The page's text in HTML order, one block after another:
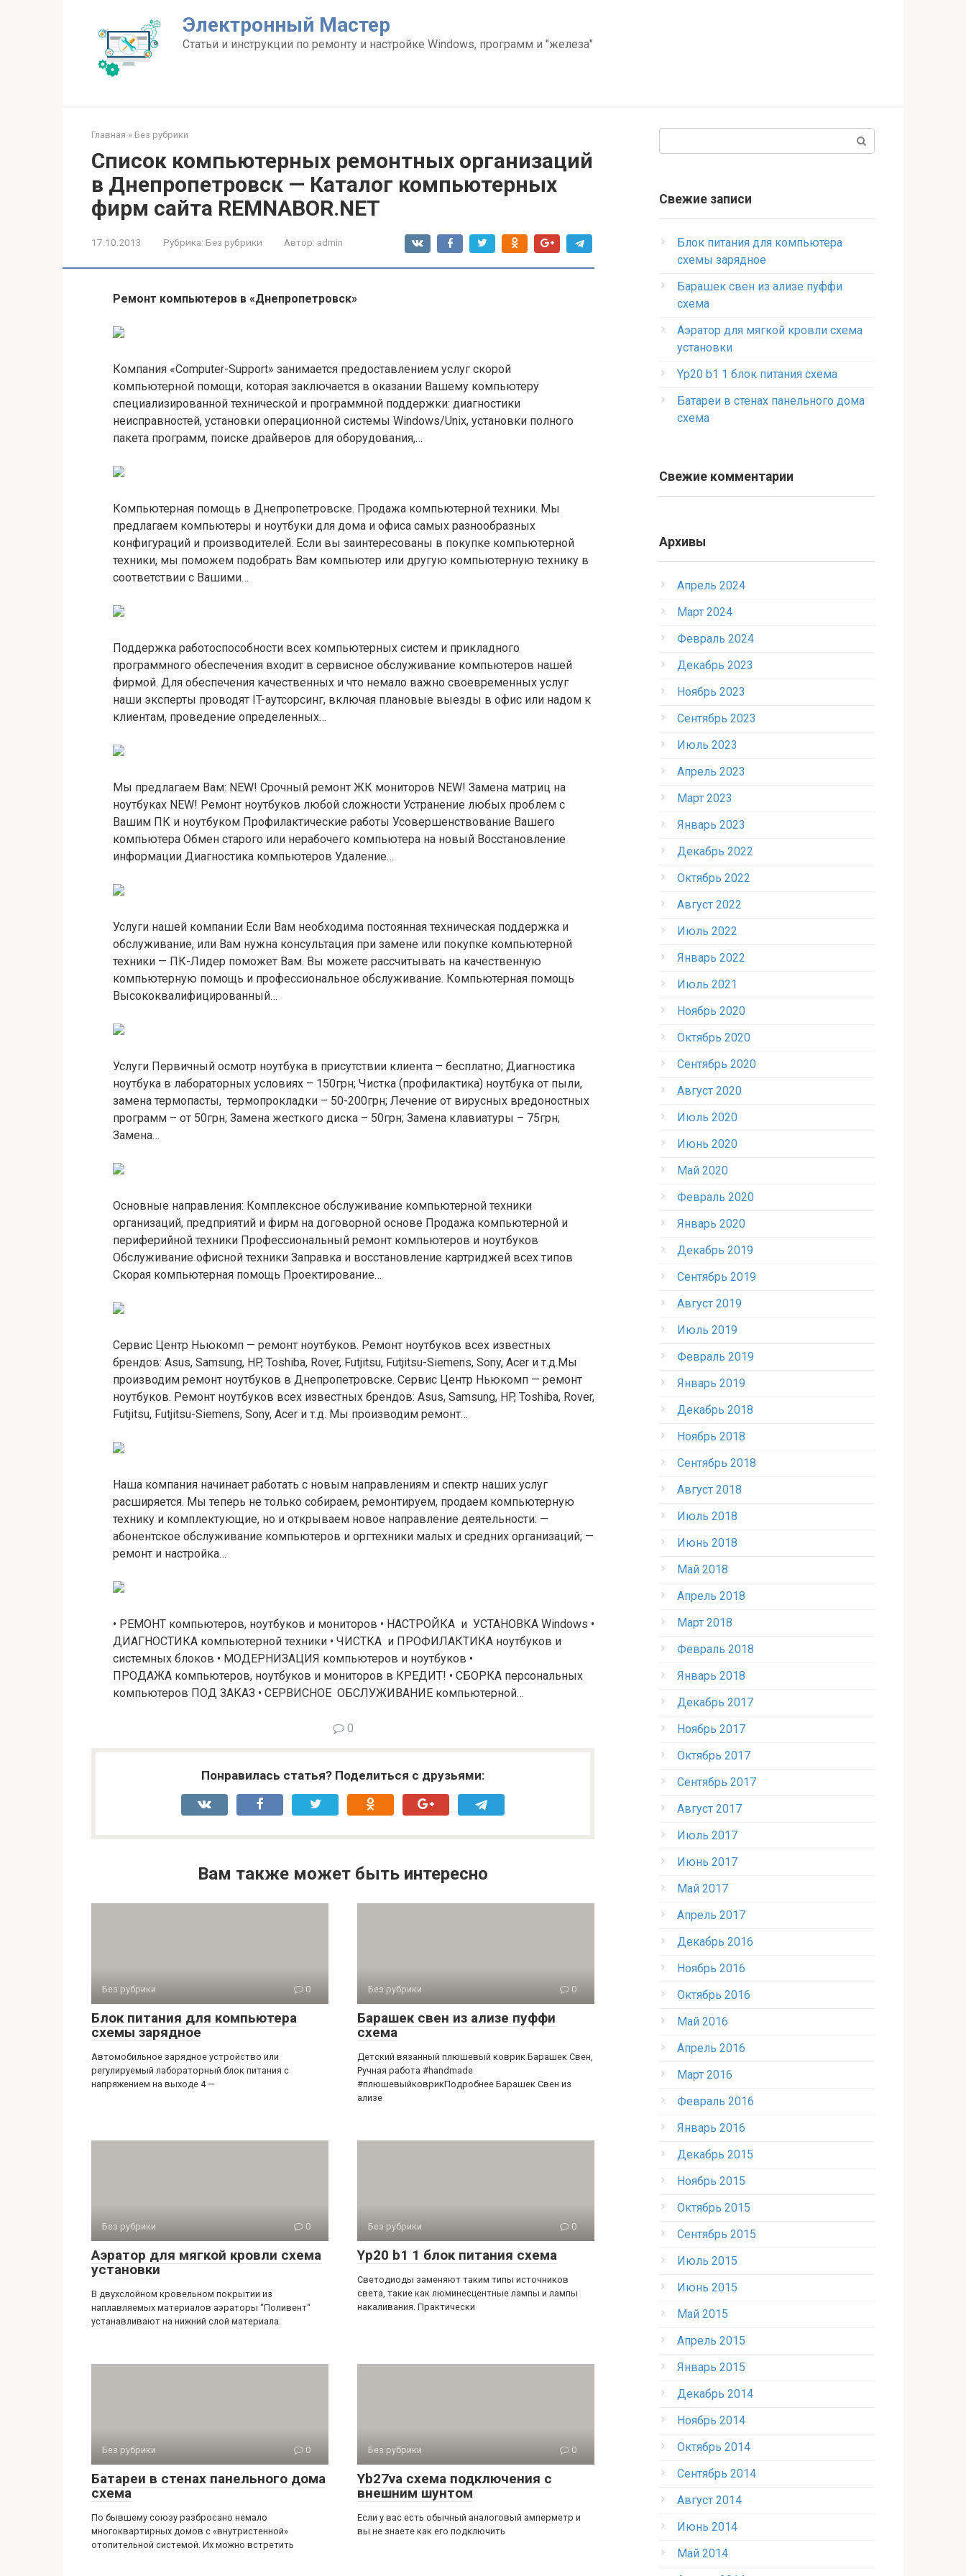
Электронный Мастер
Статьи и инструкции по ремонту и настройке Windows, программ и "железа"
Главная » Без рубрики
Список компьютерных ремонтных организаций
в Днепропетровск — Каталог компьютерных
фирм сайта REMNABOR.NET
17.10.2013 Рубрика: Без рубрики Автор: admin
Ремонт компьютеров в «Днепропетровск»
Компания «Computer-Support» занимается предоставлением услуг скорой
компьютерной помощи, которая заключается в оказании Вашему компьютеру
специализированной технической и программной поддержки: диагностики
неисправностей, установки операционной системы Windows/Unix, установки полного
пакета программ, поиске драйверов для оборудования,…
Компьютерная помощь в Днепропетровске. Продажа компьютерной техники. Мы
предлагаем компьютеры и ноутбуки для дома и офиса самых разнообразных
конфигураций и производителей. Если вы заинтересованы в покупке компьютерной
техники, мы поможем подобрать Вам компьютер или другую компьютерную технику в
соответствии с Вашими…
Поддержка работоспособности всех компьютерных систем и прикладного
программного обеспечения входит в сервисное обслуживание компьютеров нашей
фирмой. Для обеспечения качественных и что немало важно своевременных услуг
наши эксперты проводят IT-аутсорсинг, включая плановые выезды в офис или надом к
клиентам, проведение определенных…
Мы предлагаем Вам: NEW! Срочный ремонт ЖК мониторов NEW! Замена матриц на
ноутбуках NEW! Ремонт ноутбуков любой сложности Устранение любых проблем с
Вашим ПК и ноутбуком Профилактические работы Усовершенствование Вашего
компьютера Обмен старого или нерабочего компьютера на новый Восстановление
информации Диагностика компьютеров Удаление…
Услуги нашей компании Если Вам необходима постоянная техническая поддержка и
обслуживание, или Вам нужна консультация при замене или покупке компьютерной
техники — ПК-Лидер поможет Вам. Вы можете рассчитывать на качественную
компьютерную помощь и профессиональное обслуживание. Компьютерная помощь
Высококвалифицированный…
Услуги Первичный осмотр ноутбука в присутствии клиента – бесплатно; Диагностика
ноутбука в лабораторных условиях – 150грн; Чистка (профилактика) ноутбука от пыли,
замена термопасты, термопрокладки – 50-200грн; Лечение от вирусных вредоностных
программ – от 50грн; Замена жесткого диска – 50грн; Замена клавиатуры – 75грн;
Замена…
Основные направления: Комплексное обслуживание компьютерной техники
организаций, предприятий и фирм на договорной основе Продажа компьютерной и
периферийной техники Профессиональный ремонт компьютеров и ноутбуков
Обслуживание офисной техники Заправка и восстановление картриджей всех типов
Скорая компьютерная помощь Проектирование…
Сервис Центр Ньюкомп — ремонт ноутбуков. Ремонт ноутбуков всех известных
брендов: Asus, Samsung, HP, Toshiba, Rover, Futjitsu, Futjitsu-Siemens, Sony, Acer и т.д.Мы
производим ремонт ноутбуков в Днепропетровске. Сервис Центр Ньюкомп — ремонт
ноутбуков. Ремонт ноутбуков всех известных брендов: Asus, Samsung, HP, Toshiba, Rover,
Futjitsu, Futjitsu-Siemens, Sony, Acer и т.д. Мы производим ремонт…
Наша компания начинает работать с новым направлениям и спектр наших услуг
расширяется. Мы теперь не только собираем, ремонтируем, продаем компьютерную
технику и комплектующие, но и открываем новое направление деятельности: —
абонентское обслуживание компьютеров и оргтехники малых и средних организаций; —
ремонт и настройка…
• РЕМОНТ компьютеров, ноутбуков и мониторов • НАСТРОЙКА и УСТАНОВКА Windows •
ДИАГНОСТИКА компьютерной техники • ЧИСТКА и ПРОФИЛАКТИКА ноутбуков и
системных блоков • МОДЕРНИЗАЦИЯ компьютеров и ноутбуков •
ПРОДАЖА компьютеров, ноутбуков и мониторов в КРЕДИТ! • СБОРКА персональных
компьютеров ПОД ЗАКАЗ • СЕРВИСНОЕ ОБСЛУЖИВАНИЕ компьютерной…
0
Понравилась статья? Поделиться с друзьями:
Вам также может быть интересно
Без рубрики 0
Блок питания для компьютера
схемы зарядное
Автомобильное зарядное устройство или
регулируемый лабораторный блок питания с
напряжением на выходе 4 —
Без рубрики 0
Барашек свен из ализе пуффи
схема
Детский вязанный плюшевый коврик Барашек Свен,
Ручная работа #handmade
#плюшевыйковрикПодробнее Барашек Свен из
ализе
Без рубрики 0
Аэратор для мягкой кровли схема
установки
В двухслойном кровельном покрытии из
наплавляемых материалов аэраторы “Поливент“
устанавливают на нижний слой материала.
Без рубрики 0
Yp20 b1 1 блок питания схема
Светодиоды заменяют таким типы источников
света, такие как люминесцентные лампы и лампы
накаливания. Практически
Без рубрики 0
Батареи в стенах панельного дома
схема
По бывшему союзу разбросано немало
многоквартирных домов с «внутристенной»
отопительной системой. Их можно встретить
Без рубрики 0
Yb27va схема подключения с
внешним шунтом
Если у вас есть обычный аналоговый амперметр и
вы не знаете как его подключить
Свежие записи
Блок питания для компьютера
схемы зарядное
Барашек свен из ализе пуффи
схема
Аэратор для мягкой кровли схема
установки
Yp20 b1 1 блок питания схема
Батареи в стенах панельного дома
схема
Свежие комментарии
Архивы
Апрель 2024
Март 2024
Февраль 2024
Декабрь 2023
Ноябрь 2023
Сентябрь 2023
Июль 2023
Апрель 2023
Март 2023
Январь 2023
Декабрь 2022
Октябрь 2022
Август 2022
Июль 2022
Январь 2022
Июль 2021
Ноябрь 2020
Октябрь 2020
Сентябрь 2020
Август 2020
Июль 2020
Июнь 2020
Май 2020
Февраль 2020
Январь 2020
Декабрь 2019
Сентябрь 2019
Август 2019
Июль 2019
Февраль 2019
Январь 2019
Декабрь 2018
Ноябрь 2018
Сентябрь 2018
Август 2018
Июль 2018
Июнь 2018
Май 2018
Апрель 2018
Март 2018
Февраль 2018
Январь 2018
Декабрь 2017
Ноябрь 2017
Октябрь 2017
Сентябрь 2017
Август 2017
Июль 2017
Июнь 2017
Май 2017
Апрель 2017
Декабрь 2016
Ноябрь 2016
Октябрь 2016
Май 2016
Апрель 2016
Март 2016
Февраль 2016
Январь 2016
Декабрь 2015
Ноябрь 2015
Октябрь 2015
Сентябрь 2015
Июль 2015
Июнь 2015
Май 2015
Апрель 2015
Январь 2015
Декабрь 2014
Ноябрь 2014
Октябрь 2014
Сентябрь 2014
Август 2014
Июнь 2014
Май 2014